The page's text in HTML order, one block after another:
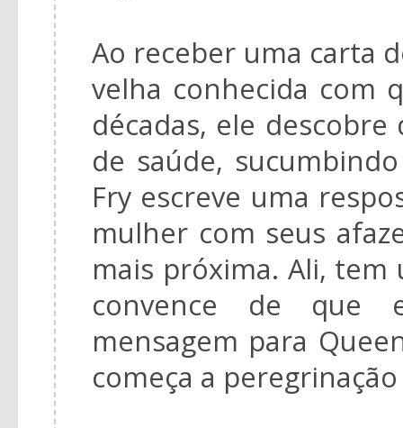
Ao receber uma carta
velha conhecida com
décadas, ele
de saúde,
Fry escreve uma
mulher com seus
mais próxima. Ali,
convence de que
mensagem para
começa a